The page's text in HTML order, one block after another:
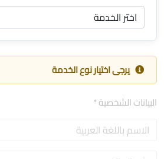
يرجى اختيار نوع الخدمة
البيانات الشخصية*